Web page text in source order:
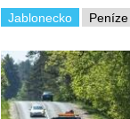
Jablonecko Peníze